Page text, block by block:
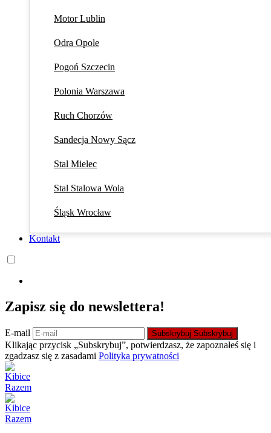
Motor Lublin
Odra Opole
Pogoń Szczecin
Polonia Warszawa
Ruch Chorzów
Sandecja Nowy Sącz
Stal Mielec
Stal Stalowa Wola
Śląsk Wrocław
Kontakt
Zapisz się do newslettera!
E-mail Subskrybuj Subskrybuj
Klikając przycisk „Subskrybuj”, potwierdzasz, że zapoznałeś się i
zgadzasz się z zasadami Polityka prywatności